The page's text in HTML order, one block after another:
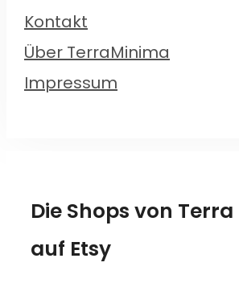
Kontakt
Über TerraMinima
Impressum
Die Shops von
auf Etsy